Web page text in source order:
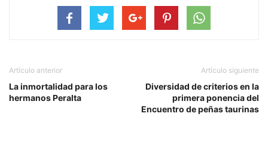
Artículo anterior
La inmortalidad para los
hermanos Peralta
Artículo siguiente
Diversidad de criterios en la
primera ponencia del
Encuentro de peñas taurinas